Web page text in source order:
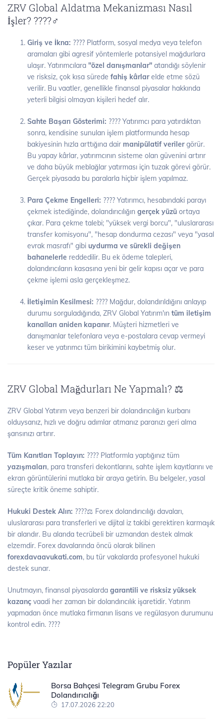
ZRV Global Aldatma Mekanizması Nasıl
İşler? ????️‍♂️
Giriş ve İkna: ???? Platform, sosyal medya veya telefon
aramaları gibi agresif yöntemlerle potansiyel mağdurlara
ulaşır. Yatırımcılara "özel danışmanlar" atandığı söylenir
ve risksiz, çok kısa sürede fahiş kârlarelde etme sözü
verilir. Bu vaatler, genellikle finansal piyasalar hakkında
yeterli bilgisi olmayan kişileri hedef alır.
Sahte Başarı Gösterimi: ???? Yatırımcı para yatırdıktan
sonra, kendisine sunulan işlem platformunda hesap
bakiyesinin hızla arttığına dair manipülatif verilergörür.
Bu yapay kârlar, yatırımcının sisteme olan güvenini artırır
ve daha büyük meblağlar yatırması için tuzak görevi görür.
Gerçek piyasada bu paralarla hiçbir işlem yapılmaz.
Para Çekme Engelleri: ???? Yatırımcı, hesabındaki parayı
çekmek istediğinde, dolandırıcılığın gerçek yüzü ortaya
çıkar. Para çekme talebi; "yüksek vergi borcu", "uluslararası
transfer komisyonu", "hesap dondurma cezası" veya "yasal
evrak masrafı" gibi uydurma ve sürekli değişen
bahanelerle reddedilir. Bu ek ödeme talepleri,
dolandırıcıların kasasına yeni bir gelir kapısı açar ve para
çekme işlemi asla gerçekleşmez.
İletişimin Kesilmesi: ???? Mağdur, dolandırıldığını anlayıp
durumu sorguladığında, ZRV Global Yatırım'ın tüm iletişim
kanalları aniden kapanır. Müşteri hizmetleri ve
danışmanlar telefonlara veya e-postalara cevap vermeyi
keser ve yatırımcı tüm birikimini kaybetmiş olur.
ZRV Global Mağdurları Ne Yapmalı? ⚖️
ZRV Global Yatırım veya benzeri bir dolandırıcılığın kurbanı
olduysanız, hızlı ve doğru adımlar atmanız paranızı geri alma
şansınızı artırır.
Tüm Kanıtları Toplayın: ???? Platformla yaptığınız tüm
yazışmaları, para transferi dekontlarını, sahte işlem kayıtlarını ve
ekran görüntülerini mutlaka bir araya getirin. Bu belgeler, yasal
süreçte kritik öneme sahiptir.
Hukuki Destek Alın: ????‍⚖️ Forex dolandırıcılığı davaları,
uluslararası para transferleri ve dijital iz takibi gerektiren karmaşık
bir alandır. Bu alanda tecrübeli bir uzmandan destek almak
elzemdir. Forex davalarında öncü olarak bilinen
forexdavaavukati.com, bu tür vakalarda profesyonel hukuki
destek sunar.
Unutmayın, finansal piyasalarda garantili ve risksiz yüksek
kazanç vaadi her zaman bir dolandırıcılık işaretidir. Yatırım
yapmadan önce mutlaka firmanın lisans ve regülasyon durumunu
kontrol edin. ????️
Popüler Yazılar
Borsa Bahçesi Telegram Grubu Forex
Dolandırıcılığı
17.07.2026 22:20